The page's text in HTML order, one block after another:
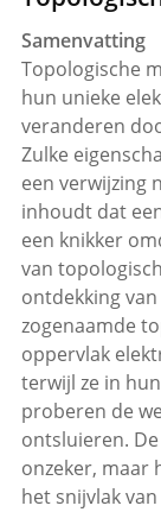
Samenvatting
Topologische
hun unieke
veranderen
Zulke
een verwijzing
inhoudt dat
een knikker
van
ontdekking
zogenaamde
oppervlak
terwijl ze in
proberen de
ontsluieren.
onzeker, maar
het snijvlak